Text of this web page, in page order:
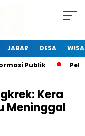
JABAR DESA
Publik
Kera
Meninggal